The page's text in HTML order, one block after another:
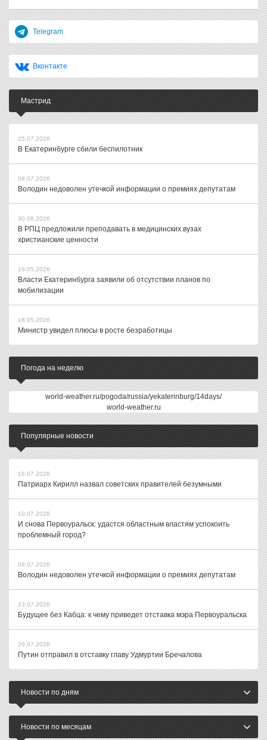
Telegram
Вконтакте
Мастрид
25.07.2026
В Екатеринбурге сбили беспилотник
08.07.2026
Володин недоволен утечкой информации о премиях депутатам
30.06.2026
В РПЦ предложили преподавать в медицинских вузах
христианские ценности
19.05.2026
Власти Екатеринбурга заявили об отсутствии планов по
мобилизации
18.05.2026
Министр увидел плюсы в росте безработицы
Погода на неделю
world-weather.ru/pogoda/russia/yekaterinburg/14days/
world-weather.ru
Популярные новости
16.07.2026
Патриарх Кирилл назвал советских правителей безумными
10.07.2026
И снова Первоуральск: удастся областным властям успокоить
проблемный город?
08.07.2026
Володин недоволен утечкой информации о премиях депутатам
23.07.2026
Будущее без Кабца: к чему приведет отставка мэра Первоуральска
29.07.2026
Путин отправил в отставку главу Удмуртии Бречалова
Новости по дням
Новости по месяцам